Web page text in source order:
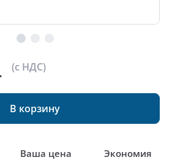
(с НДС)
В корзину
Ваша цена
Экономия